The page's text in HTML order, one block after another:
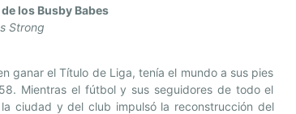
los Busby Babes
Strong
ganar el Título de Liga, tenía el mundo a sus pies
Mientras el fútbol y sus seguidores de todo el
ciudad y del club impulsó la reconstrucción del